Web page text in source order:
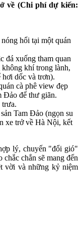
về (Chi phí dự kiến:
hổi tại một quán
đá xuống tham quan
khí trong lành,
dốc và trơn).
cà phê view đẹp
Đảo để thư giãn.
Tam Đảo (ngọn su
xe trở về Hà Nội, kết
lý, chuyến "đổi gió"
chắn sẽ mang đến
vời và những kỷ niệm